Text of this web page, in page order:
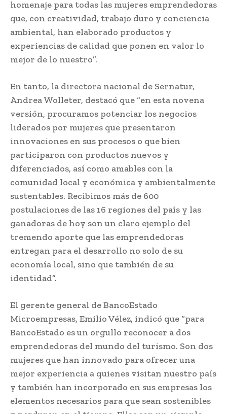
homenaje para todas las mujeres emprendedoras
que, con creatividad, trabajo duro y conciencia
ambiental, han elaborado productos y
experiencias de calidad que ponen en valor lo
mejor de lo nuestro”.
En tanto, la directora nacional de Sernatur,
Andrea Wolleter, destacó que “en esta novena
versión, procuramos potenciar los negocios
liderados por mujeres que presentaron
innovaciones en sus procesos o que bien
participaron con productos nuevos y
diferenciados, así como amables con la
comunidad local y económica y ambientalmente
sustentables. Recibimos más de 600
postulaciones de las 16 regiones del país y las
ganadoras de hoy son un claro ejemplo del
tremendo aporte que las emprendedoras
entregan para el desarrollo no solo de su
economía local, sino que también de su
identidad”.
El gerente general de BancoEstado
Microempresas, Emilio Vélez, indicó que “para
BancoEstado es un orgullo reconocer a dos
emprendedoras del mundo del turismo. Son dos
mujeres que han innovado para ofrecer una
mejor experiencia a quienes visitan nuestro país
y también han incorporado en sus empresas los
elementos necesarios para que sean sostenibles